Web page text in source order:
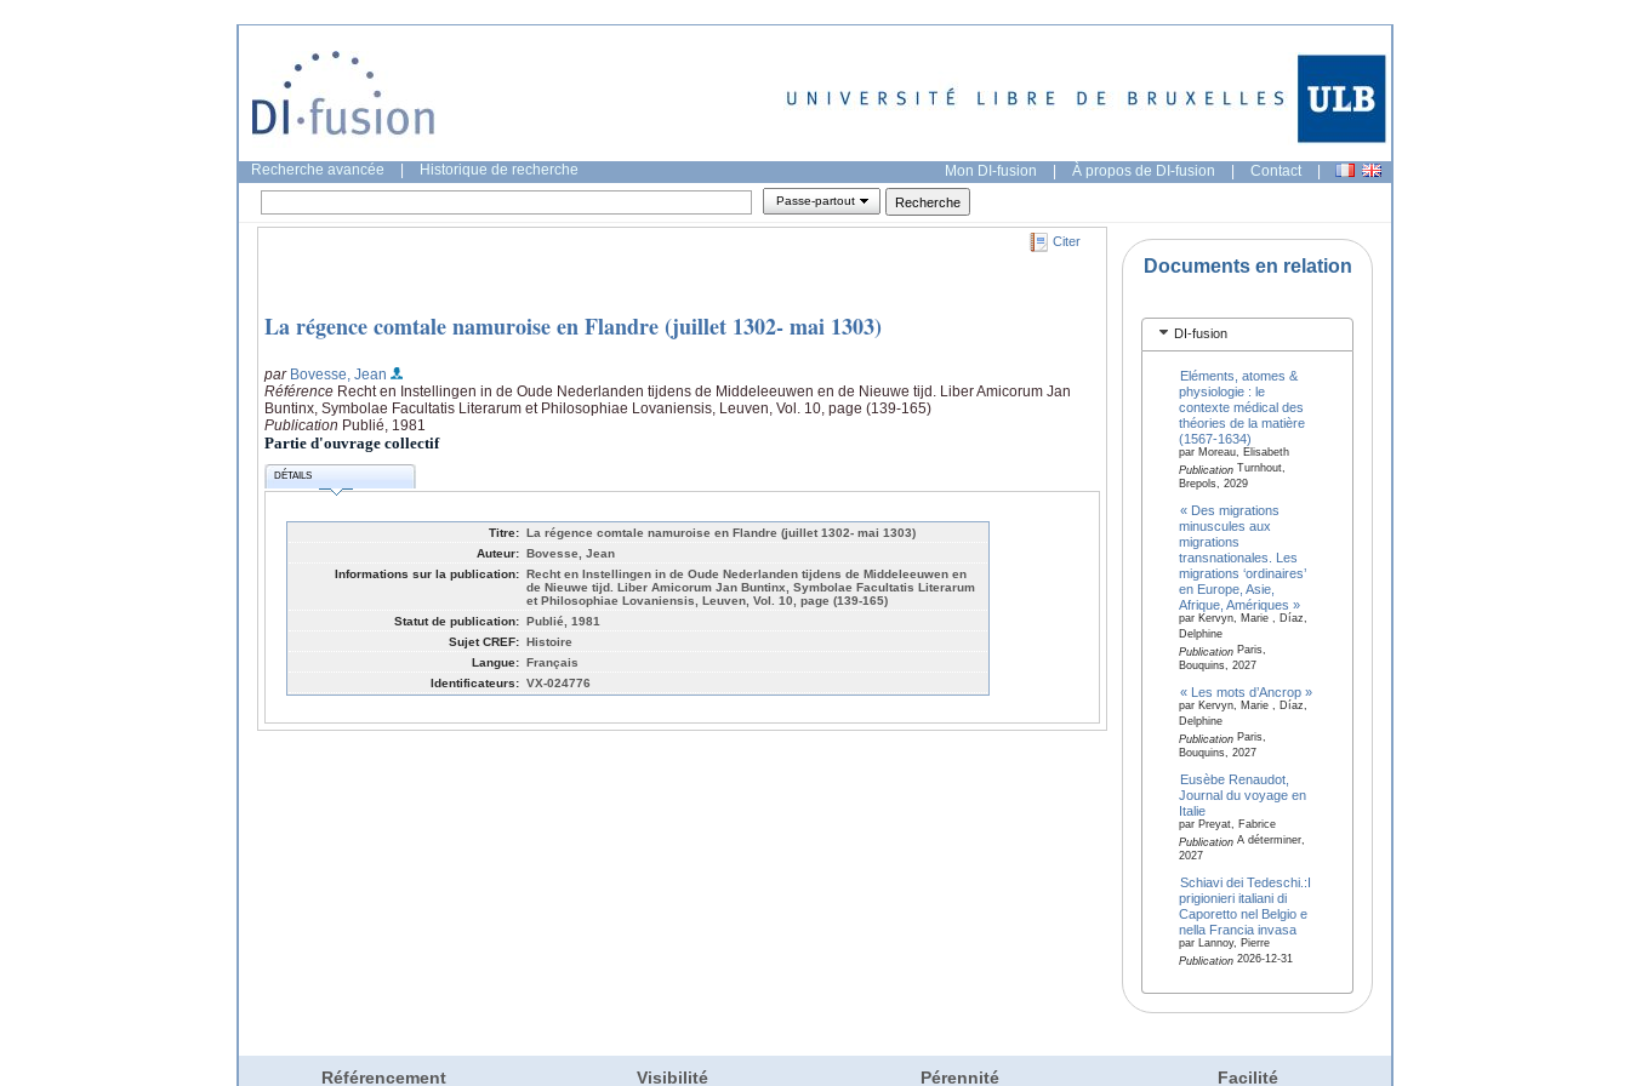
Recherche avancée Historique de recherche Mon DI-fusion | À propos de DI-fusion | Contact |
Passe-partout
Citer
La régence comtale namuroise en Flandre (juillet 1302- mai 1303)
par Bovesse, Jean
Référence Recht en Instellingen in de Oude Nederlanden tijdens de Middeleeuwen en de Nieuwe tijd. Liber Amicorum Jan
Buntinx, Symbolae Facultatis Literarum et Philosophiae Lovaniensis, Leuven, Vol. 10, page (139-165)
Publication Publié, 1981
Partie d'ouvrage collectif
DÉTAILS
Titre: La régence comtale namuroise en Flandre (juillet 1302- mai 1303)
Auteur: Bovesse, Jean
Informations sur la publication: Recht en Instellingen in de Oude Nederlanden tijdens de Middeleeuwen en
de Nieuwe tijd. Liber Amicorum Jan Buntinx, Symbolae Facultatis Literarum
et Philosophiae Lovaniensis, Leuven, Vol. 10, page (139-165)
Statut de publication: Publié, 1981
Sujet CREF: Histoire
Langue: Français
Identificateurs: VX-024776
Documents en relation
DI-fusion
Eléments, atomes &
physiologie : le
contexte médical des
théories de la matière
(1567-1634)
par Moreau, Elisabeth
PublicationTurnhout,
Brepols, 2029
« Des migrations
minuscules aux
migrations
transnationales. Les
migrations ‘ordinaires’
en Europe, Asie,
Afrique, Amériques »
par Kervyn, Marie , Díaz,
Delphine
PublicationParis,
Bouquins, 2027
« Les mots d’Ancrop »
par Kervyn, Marie , Díaz,
Delphine
PublicationParis,
Bouquins, 2027
Eusèbe Renaudot,
Journal du voyage en
Italie
par Preyat, Fabrice
PublicationA déterminer,
2027
Schiavi dei Tedeschi.:I
prigionieri italiani di
Caporetto nel Belgio e
nella Francia invasa
par Lannoy, Pierre
Publication2026-12-31
Référencement Visibilité Pérennité Facilité